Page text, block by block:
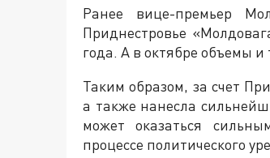
Ранее вице-премьер
Приднестровье
года. А в октябре объемы
Таким образом, за счет
а также нанесла
может оказаться
процессе политического